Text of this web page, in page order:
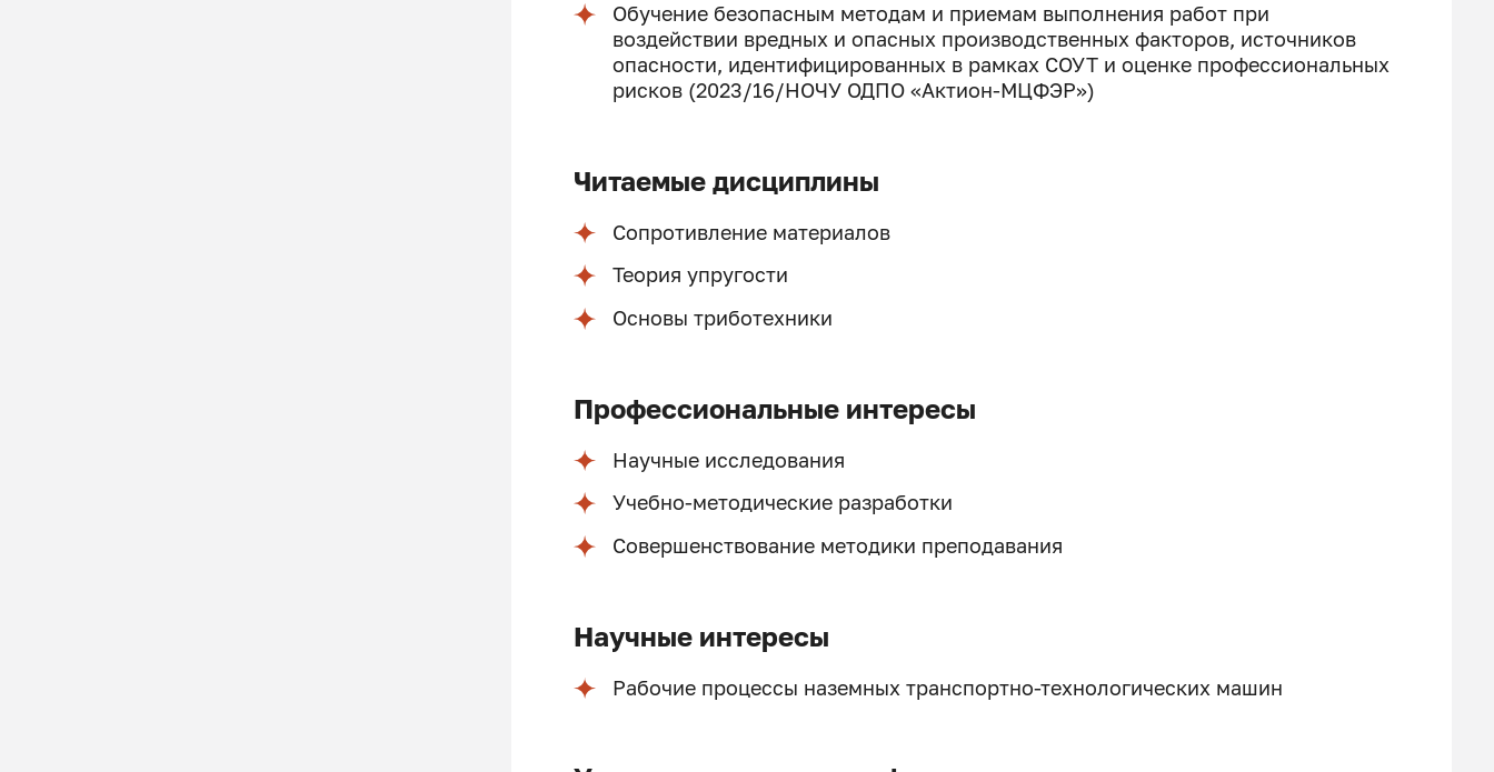
Обучение безопасным методам и приемам выполнения работ при
воздействии вредных и опасных производственных факторов, источников
опасности, идентифицированных в рамках СОУТ и оценке профессиональных
рисков (2023/16/НОЧУ ОДПО «Актион-МЦФЭР»)
Читаемые дисциплины
Сопротивление материалов
Теория упругости
Основы триботехники
Профессиональные интересы
Научные исследования
Учебно-методические разработки
Совершенствование методики преподавания
Научные интересы
Рабочие процессы наземных транспортно-технологических машин